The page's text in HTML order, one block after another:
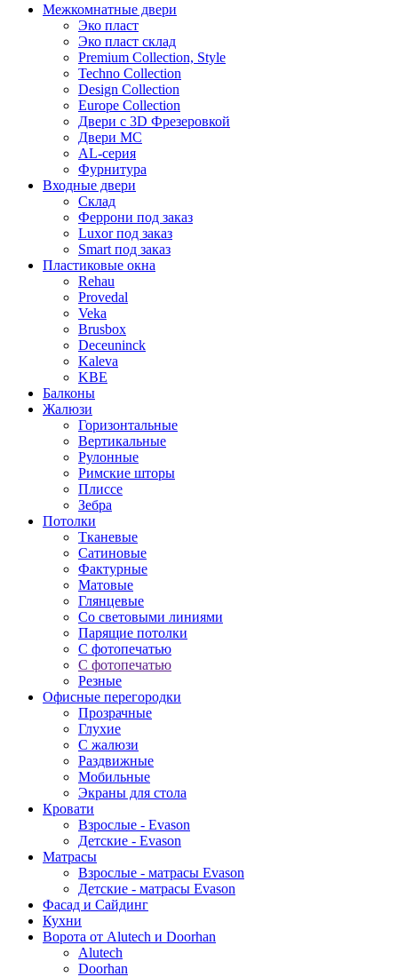
Межкомнатные двери
Эко пласт
Эко пласт склад
Premium Collection, Style
Techno Collection
Design Collection
Europe Collection
Двери с 3D Фрезеровкой
Двери МС
AL-серия
Фурнитура
Входные двери
Склад
Феррони под заказ
Luxor под заказ
Smart под заказ
Пластиковые окна
Rehau
Provedal
Veka
Brusbox
Deceuninck
Kaleva
KBE
Балконы
Жалюзи
Горизонтальные
Вертикальные
Рулонные
Римские шторы
Плиссе
Зебра
Потолки
Тканевые
Сатиновые
Фактурные
Матовые
Глянцевые
Со световыми линиями
Парящие потолки
С фотопечатью
С фотопечатью
Резные
Офисные перегородки
Прозрачные
Глухие
С жалюзи
Раздвижные
Мобильные
Экраны для стола
Кровати
Взрослые - Evason
Детские - Evason
Матрасы
Взрослые - матрасы Evason
Детские - матрасы Evason
Фасад и Сайдинг
Кухни
Ворота от Alutech и Doorhan
Alutech
Doorhan